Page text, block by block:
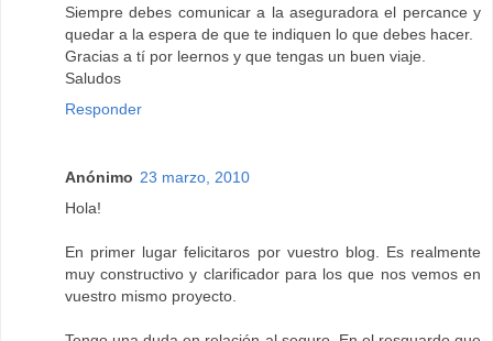
Siempre debes comunicar a la aseguradora el percance y
quedar a la espera de que te indiquen lo que debes hacer.
Gracias a tí por leernos y que tengas un buen viaje.
Saludos
Responder
Anónimo 23 marzo, 2010
Hola!
En primer lugar felicitaros por vuestro blog. Es realmente
muy constructivo y clarificador para los que nos vemos en
vuestro mismo proyecto.